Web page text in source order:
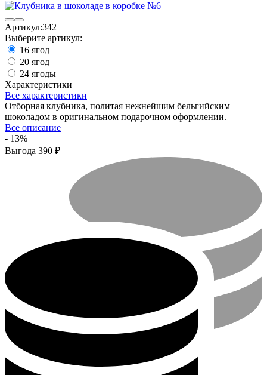
Артикул:342
Выберите артикул:
16 ягод
20 ягод
24 ягоды
Характеристики
Все характеристики
Отборная клубника, политая нежнейшим бельгийским
шоколадом в оригинальном подарочном оформлении.
Все описание
- 13%
Выгода 390 ₽